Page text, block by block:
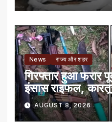
News राज्य और शहर
गिरफ्तार हुआ फरार
इंसास राइफल,
AUGUST 8, 2026